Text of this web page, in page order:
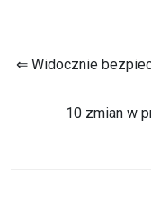
⇐ Widocznie
10 zmian w